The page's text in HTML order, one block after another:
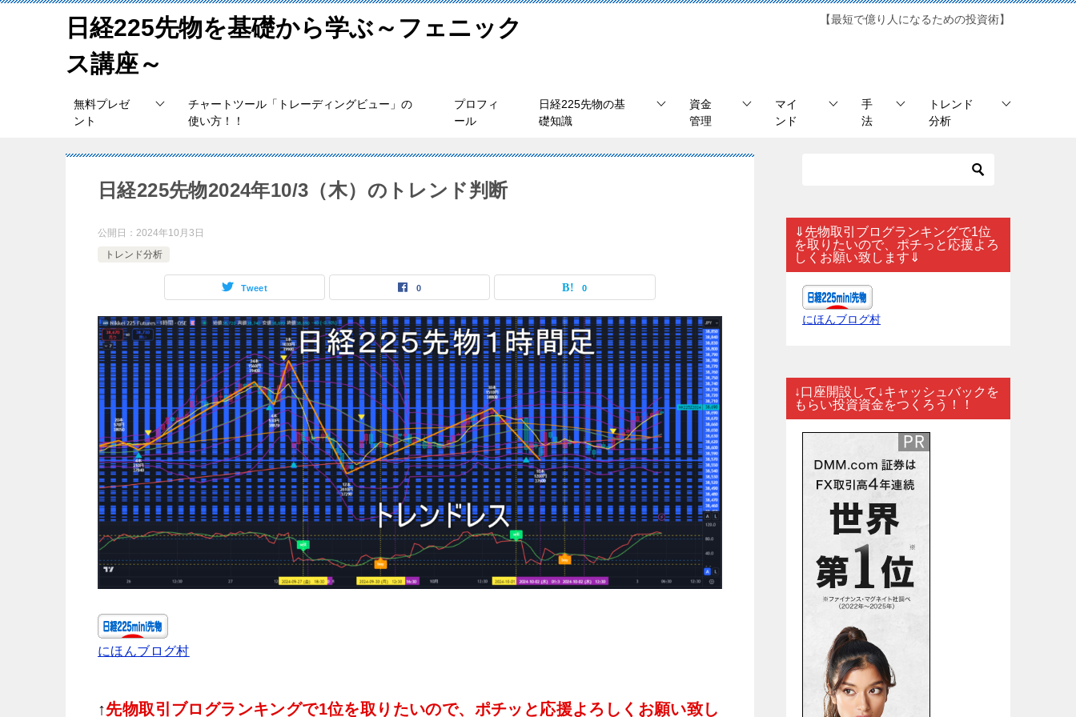
日経225先物を基礎から学ぶ～フェニック
ス講座～
【最短で億り人になるための投資術】
無料プレゼ
ント
チャートツール「トレーディングビュー」の
使い方！！
プロフィ
ール
日経225先物の基
礎知識
資金
管理
マイ
ンド
手
法
トレンド
分析
日経225先物2024年10/3（木）のトレンド判断
公開日： 2024年10月3日
トレンド分析
Tweet 0 0
にほんブログ村
↑先物取引ブログランキングで1位を取りたいので、ポチッと応援よろしくお願い致し
⇓先物取引ブログランキングで1位
を取りたいので、ポチっと応援よろ
しくお願い致します⇓
にほんブログ村
↓口座開設して↓キャッシュバックを
もらい投資資金をつくろう！！